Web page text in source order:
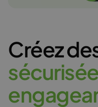
Créez
sécurisée
engagea